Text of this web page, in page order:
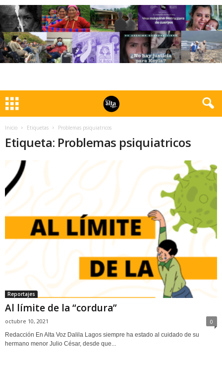
Inicio Etiquetas Problemas psiquiatricos
Etiqueta: Problemas psiquiatricos
Reportajes
Al límite de la “cordura”
octubre 10, 2021 0
Redacción En Alta Voz Dalila Lagos siempre ha estado al cuidado de su
hermano menor Julio César, desde que...